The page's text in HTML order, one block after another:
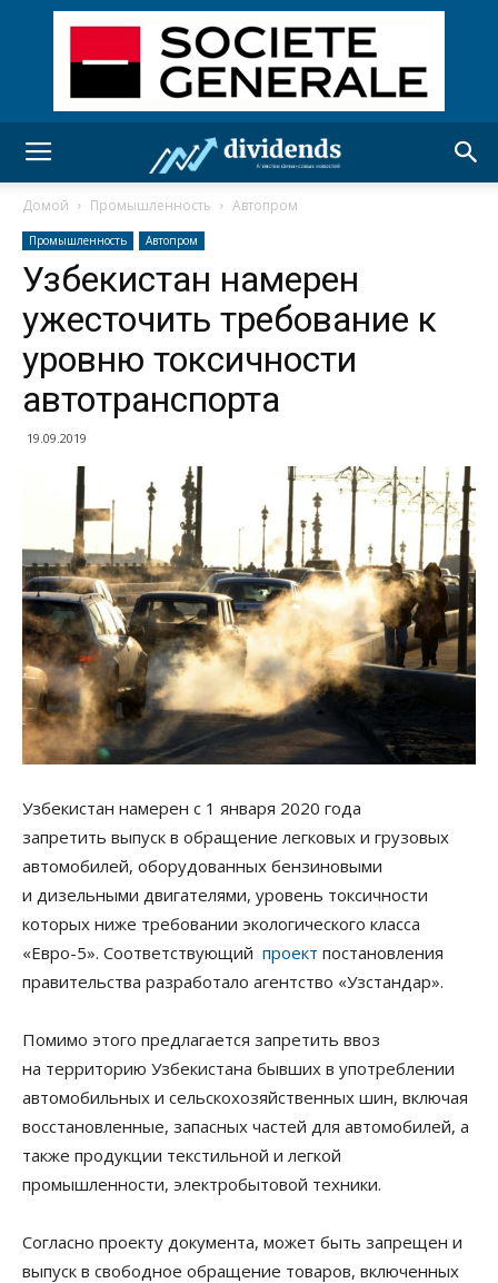
Домой Промышленность Автопром
Промышленность Автопром
Узбекистан намерен
ужесточить требование к
уровню токсичности
автотранспорта
19.09.2019
Узбекистан намерен с 1 января 2020 года
запретить выпуск в обращение легковых и грузовых
автомобилей, оборудованных бензиновыми
и дизельными двигателями, уровень токсичности
которых ниже требовании экологического класса
«Евро-5». Соответствующий проект постановления
правительства разработало агентство «Узстандар».
Помимо этого предлагается запретить ввоз
на территорию Узбекистана бывших в употреблении
автомобильных и сельскохозяйственных шин, включая
восстановленные, запасных частей для автомобилей, а
также продукции текстильной и легкой
промышленности, электробытовой техники.
Согласно проекту документа, может быть запрещен и
выпуск в свободное обращение товаров, включенных